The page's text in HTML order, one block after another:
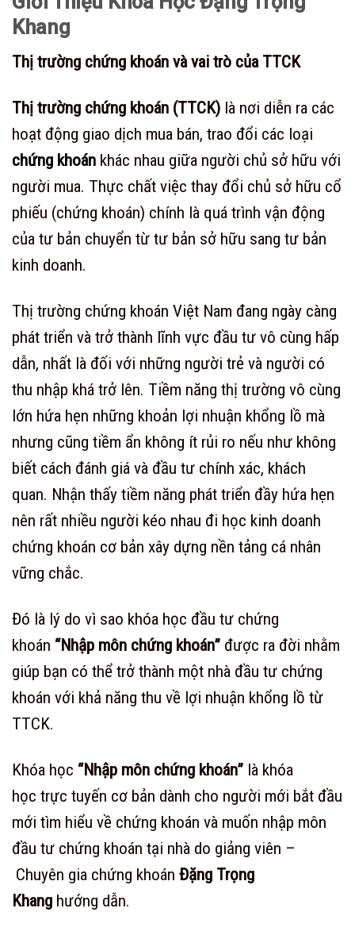
Khang
Thị trường chứng khoán và vai trò của TTCK
Thị trường chứng khoán (TTCK) là nơi diễn ra các
hoạt động giao dịch mua bán, trao đổi các loại
chứng khoán khác nhau giữa người chủ sở hữu với
người mua. Thực chất việc thay đổi chủ sở hữu cổ
phiếu (chứng khoán) chính là quá trình vận động
của tư bản chuyển từ tư bản sở hữu sang tư bản
kinh doanh.
Thị trường chứng khoán Việt Nam đang ngày càng
phát triển và trở thành lĩnh vực đầu tư vô cùng hấp
dẫn, nhất là đối với những người trẻ và người có
thu nhập khá trở lên. Tiềm năng thị trường vô cùng
lớn hứa hẹn những khoản lợi nhuận khổng lồ mà
nhưng cũng tiềm ẩn không ít rủi ro nếu như không
biết cách đánh giá và đầu tư chính xác, khách
quan. Nhận thấy tiềm năng phát triển đầy hứa hẹn
nên rất nhiều người kéo nhau đi học kinh doanh
chứng khoán cơ bản xây dựng nền tảng cá nhân
vững chắc.
Đó là lý do vì sao khóa học đầu tư chứng
khoán “Nhập môn chứng khoán” được ra đời nhằm
giúp bạn có thể trở thành một nhà đầu tư chứng
khoán với khả năng thu về lợi nhuận khổng lồ từ
TTCK.
Khóa học “Nhập môn chứng khoán” là khóa
học trực tuyến cơ bản dành cho người mới bắt đầu
mới tìm hiểu về chứng khoán và muốn nhập môn
đầu tư chứng khoán tại nhà do giảng viên –
Chuyên gia chứng khoán Đặng Trọng
Khang hướng dẫn.